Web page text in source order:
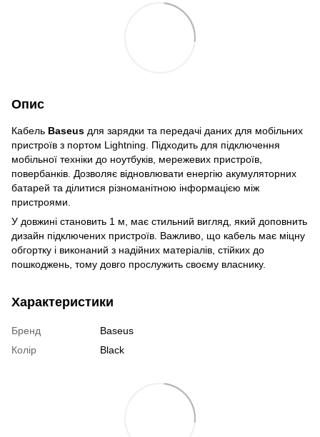
Опис
Кабель Baseus для зарядки та передачі даних для мобільних
пристроїв з портом Lightning. Підходить для підключення
мобільної техніки до ноутбуків, мережевих пристроїв,
повербанків. Дозволяє відновлювати енергію акумуляторних
батарей та ділитися різноманітною інформацією між
пристроями.
У довжині становить 1 м, має стильний вигляд, який доповнить
дизайн підключених пристроїв. Важливо, що кабель має міцну
обгортку і виконаний з надійних матеріалів, стійких до
пошкоджень, тому довго прослужить своєму власнику.
Характеристики
Бренд
Baseus
Колір
Black